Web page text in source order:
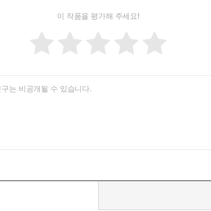
이 작품을 평가해 주세요!